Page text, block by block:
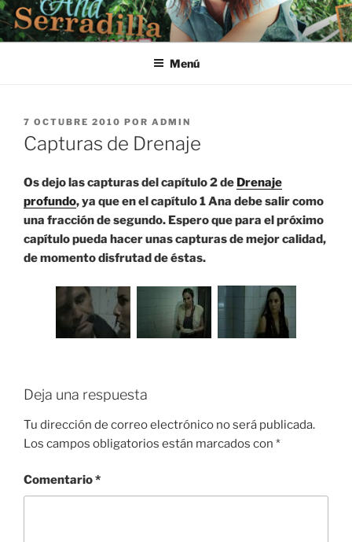
Saltar
al
contenido
Menú
PUBLICADO
EL
7 OCTUBRE 2010 POR ADMIN
Capturas de Drenaje
Os dejo las capturas del capítulo 2 de Drenaje
profundo, ya que en el capítulo 1 Ana debe salir como
una fracción de segundo. Espero que para el próximo
capítulo pueda hacer unas capturas de mejor calidad,
de momento disfrutad de éstas.
Deja una respuesta
Tu dirección de correo electrónico no será publicada.
Los campos obligatorios están marcados con *
Comentario*